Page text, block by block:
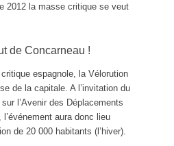
2012 la masse critique se veut
de Concarneau !
espagnole, la Vélorution
de la capitale. A l’invitation du
l’Avenir des Déplacements
aura donc lieu
de 20 000 habitants (l’hiver).